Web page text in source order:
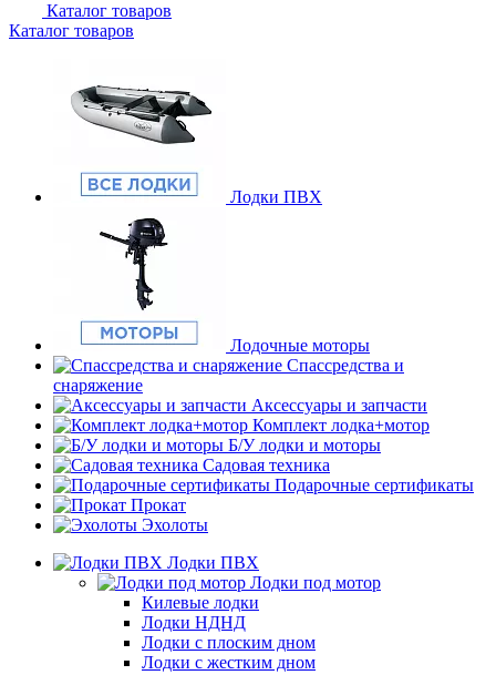
Каталог товаров
Каталог товаров
Лодки ПВХ
Лодочные моторы
Спассредства и
снаряжение
Аксессуары и запчасти
Комплект лодка+мотор
Б/У лодки и моторы
Садовая техника
Подарочные сертификаты
Прокат
Эхолоты
Лодки ПВХ
Лодки под мотор
Килевые лодки
Лодки НДНД
Лодки с плоским дном
Лодки с жестким дном